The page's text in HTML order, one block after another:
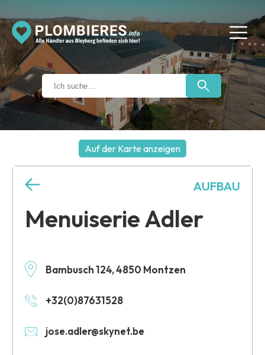
Auf der Karte anzeigen
Menuiserie Adler
Bambusch 124, 4850 Montzen
+32(0)87631528
jose.adler@skynet.be
AUFBAU
+
−